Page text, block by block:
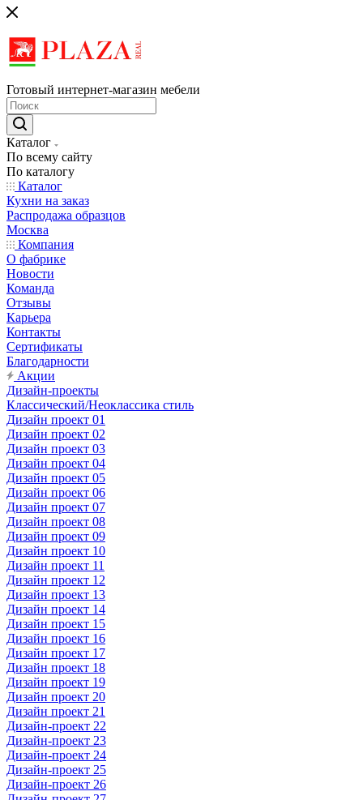
Готовый интернет-магазин мебели
Каталог
По всему сайту
По каталогу
Каталог
Кухни на заказ
Распродажа образцов
Москва
Компания
О фабрике
Новости
Команда
Отзывы
Карьера
Контакты
Сертификаты
Благодарности
Акции
Дизайн-проекты
Классический/Неоклассика стиль
Дизайн проект 01
Дизайн проект 02
Дизайн проект 03
Дизайн проект 04
Дизайн проект 05
Дизайн проект 06
Дизайн проект 07
Дизайн проект 08
Дизайн проект 09
Дизайн проект 10
Дизайн проект 11
Дизайн проект 12
Дизайн проект 13
Дизайн проект 14
Дизайн проект 15
Дизайн проект 16
Дизайн проект 17
Дизайн проект 18
Дизайн проект 19
Дизайн проект 20
Дизайн проект 21
Дизайн-проект 22
Дизайн-проект 23
Дизайн-проект 24
Дизайн-проект 25
Дизайн-проект 26